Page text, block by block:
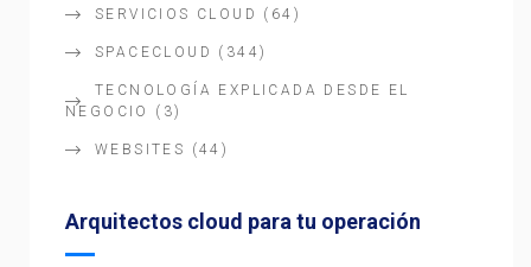
SERVICIOS CLOUD (64)
SPACECLOUD (344)
TECNOLOGÍA EXPLICADA DESDE EL
NEGOCIO
(3)
WEBSITES (44)
Arquitectos cloud para tu operación